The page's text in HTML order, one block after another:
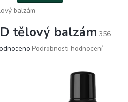
balzám
tělový balzám 356
Podrobnosti hodnocení